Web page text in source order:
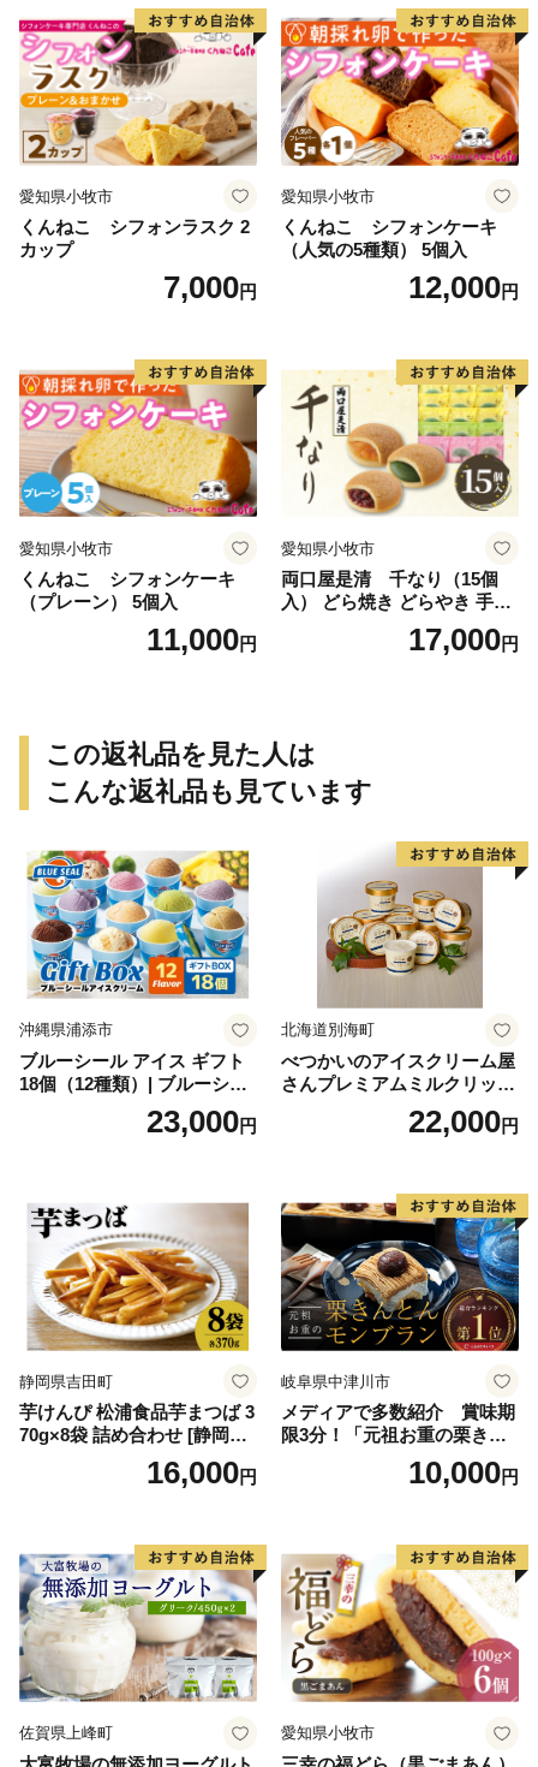
愛知県小牧市
くんねこ シフォンラスク 2
カップ
7,000円
愛知県小牧市
くんねこ シフォンケーキ
（人気の5種類） 5個入
12,000円
愛知県小牧市
くんねこ シフォンケーキ
（プレーン） 5個入
11,000円
愛知県小牧市
両口屋是清 千なり（15個
入） どら焼き どらやき 手土
産 お土産 土産 丹波大納言小
豆 抹茶 林檎 りんご 慶事 お
17,000円
この返礼品を見た人は
こんな返礼品も見ています
沖縄県浦添市
ブルーシール アイス ギフト
18個（12種類）| ブルーシー
ルアイス ブルーシールアイ
スクリーム 着日指定可能 送
誕生日 カップ 詰め合わせ バ
ラエティ | バニラ チョコレー
ト ストロベリー ピスタチオ
バニラ＆クッキー ウベ 沖縄
紅イモ 塩ちんすこう 沖縄シ
ークヮーサー 沖縄黒糖 琉球
ロイヤルミルクティ 沖縄パ
イン
23,000円
北海道別海町
べつかいのアイスクリーム屋
さんプレミアムミルクリッチ
12個（AP-01）（ 北海道アイ
ス 北海道産アイス アイス ア
道産アイス 道産アイスクリ
ーム ギフト 詰合せ 詰め合わ
せ ふるさと納税 ）
22,000円
静岡県吉田町
芋けんぴ 松浦食品芋まつば 3
70g×8袋 詰め合わせ [静岡伊
勢丹(松浦食品) 静岡県 吉田町
22424274] 芋ケンピ セット
16,000円
岐阜県中津川市
メディアで多数紹介 賞味期
限3分！「元祖お重の栗きん
とんモンブラン」 【未来の
ご褒美】スイーツ 栗 モンブ
子 菓子 F4N-2298
10,000円
佐賀県上峰町 愛知県小牧市